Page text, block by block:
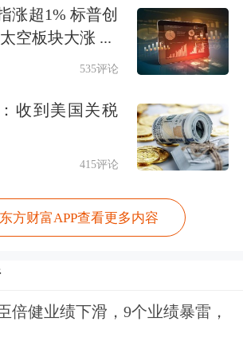
规模最大、技术最先进、
研发设计制造一体化
涨超1% 标普创
空板块大涨 ...
535评论
收到美国关税
415评论
方财富APP查看更多内容
倍健业绩下滑，9个业绩暴雷，